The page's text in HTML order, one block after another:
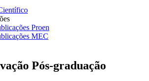
Proen
MEC
Pós-graduação